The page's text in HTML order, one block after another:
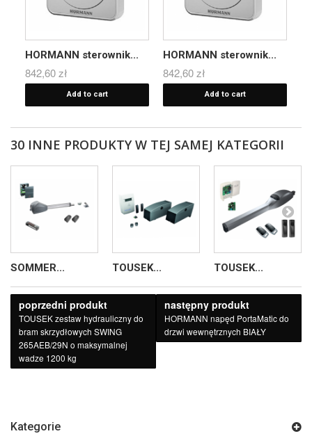
HORMANN sterownik...
842,60 zł
Add to cart
HORMANN sterownik...
842,60 zł
Add to cart
30 INNE PRODUKTY W TEJ SAMEJ KATEGORII
SOMMER... TOUSEK... TOUSEK...
poprzedni produkt
TOUSEK zestaw hydrauliczny do
bram skrzydłowych SWING
265AEB/29N o maksymalnej
wadze 1200 kg
następny produkt
HORMANN napęd PortaMatic do
drzwi wewnętrznych BIAŁY
Kategorie